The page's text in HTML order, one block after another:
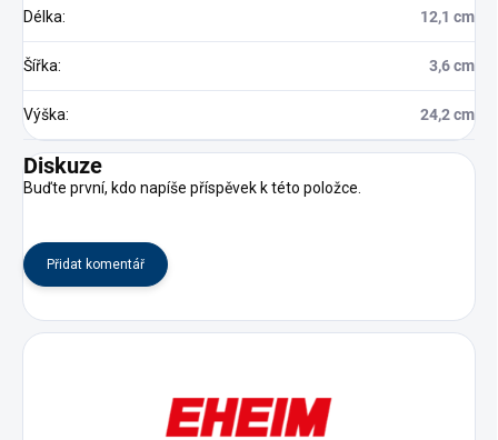
Délka: 12,1 cm
Šířka: 3,6 cm
Výška: 24,2 cm
Diskuze
Buďte první, kdo napíše příspěvek k této položce.
Přidat komentář